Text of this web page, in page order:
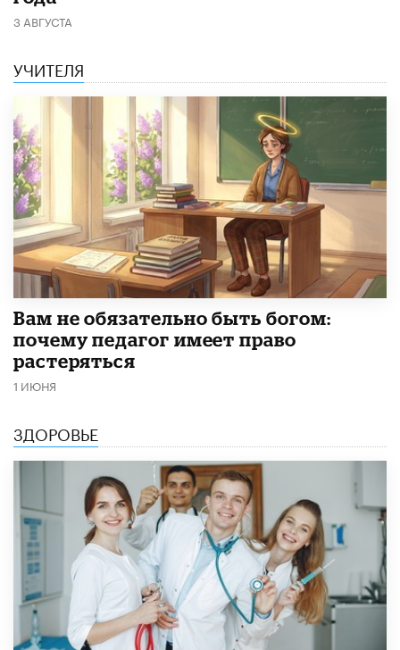
3 АВГУСТА
УЧИТЕЛЯ
​Вам не обязательно быть богом:
почему педагог имеет право
растеряться
1 ИЮНЯ
ЗДОРОВЬЕ